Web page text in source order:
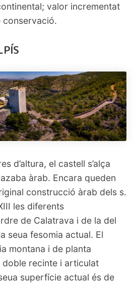
valor incrementat
conservació.
d’altura, el castell s’alça
àrab. Encara queden
construcció àrab dels s.
les diferents
de Calatrava i de la del
seua fesomia actual. El
montana i de planta
recinte i articulat
superfície actual és de